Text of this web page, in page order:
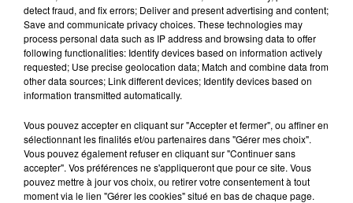
JUNGELI, IMEN ES
Abou Debeing
TEDDY SWIMS
11h37
11h37 11h35
11h35 11h30
11h30
detect fraud, and fix errors; Deliver and present advertising and content;
Save and communicate privacy choices. These technologies may
process personal data such as IP address and browsing data to offer
following functionalities: Identify devices based on information actively
requested; Use precise geolocation data; Match and combine data from
other data sources; Link different devices; Identify devices based on
information transmitted automatically.
Vous pouvez accepter en cliquant sur "Accepter et fermer", ou affiner en
sélectionnant les finalités et/ou partenaires dans "Gérer mes choix".
Vous pouvez également refuser en cliquant sur "Continuer sans
accepter". Vos préférences ne s'appliqueront que pour ce site. Vous
pouvez mettre à jour vos choix, ou retirer votre consentement à tout
moment via le lien "Gérer les cookies" situé en bas de chaque page.